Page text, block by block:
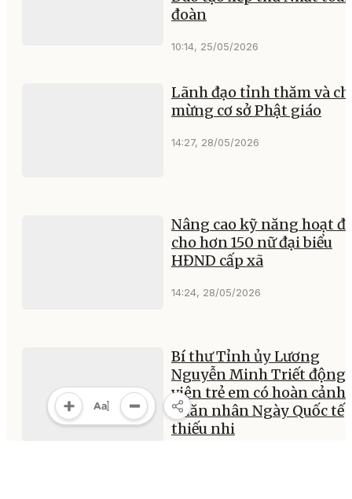
đoàn
10:14, 25/05/2026
Lãnh đạo tỉnh thăm và
mừng cơ sở Phật giáo
14:27, 28/05/2026
Nâng cao kỹ năng hoạt
cho hơn 150 nữ đại biểu
HĐND cấp xã
14:24, 28/05/2026
Bí thư Tỉnh ủy Lương
Nguyễn Minh Triết động
viên trẻ em có hoàn cảnh
khăn nhân Ngày Quốc tế
thiếu nhi